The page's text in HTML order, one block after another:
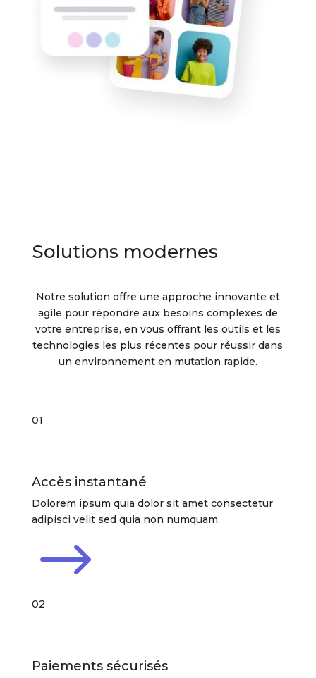
Solutions modernes
Notre solution offre une approche innovante et
agile pour répondre aux besoins complexes de
votre entreprise, en vous offrant les outils et les
technologies les plus récentes pour réussir dans
un environnement en mutation rapide.
01
Accès instantané
Dolorem ipsum quia dolor sit amet consectetur
adipisci velit sed quia non numquam.
$
02
Paiements sécurisés